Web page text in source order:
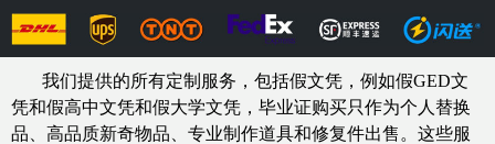
我们提供的所有定制服务，包括假文凭，例如假GED文
凭和假高中文凭和假大学文凭， 毕业证购买只作为个人替换
品、高品质新奇物品、专业制作道具和修复件出售。这些服